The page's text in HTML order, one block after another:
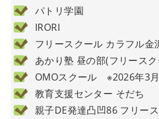
パトリ学園
IRORI
フリースクール カラフル金
あかり塾 昼の部(フリース
OMOスクール ※2026年3
教育支援センター そだち
親子DE発達凸凹86 フリー